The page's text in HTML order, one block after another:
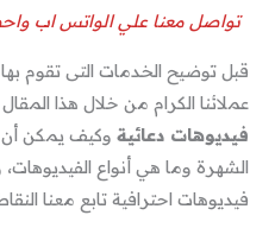
تواصل معنا علي الواتس اب
قبل توضيح الخدمات التى تقوم
عملائنا الكرام من خلال هذا
فيديوهات دعائية وكيف يمكن أن
الشهرة وما هي أنواع
فيديوهات احترافية تابع معنا النقاط